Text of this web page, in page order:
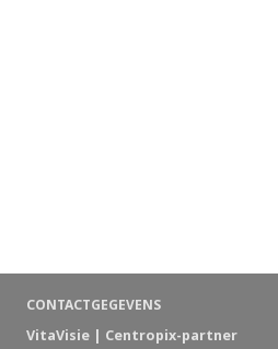
CONTACTGEGEVENS
VitaVisie | Centropix-partner